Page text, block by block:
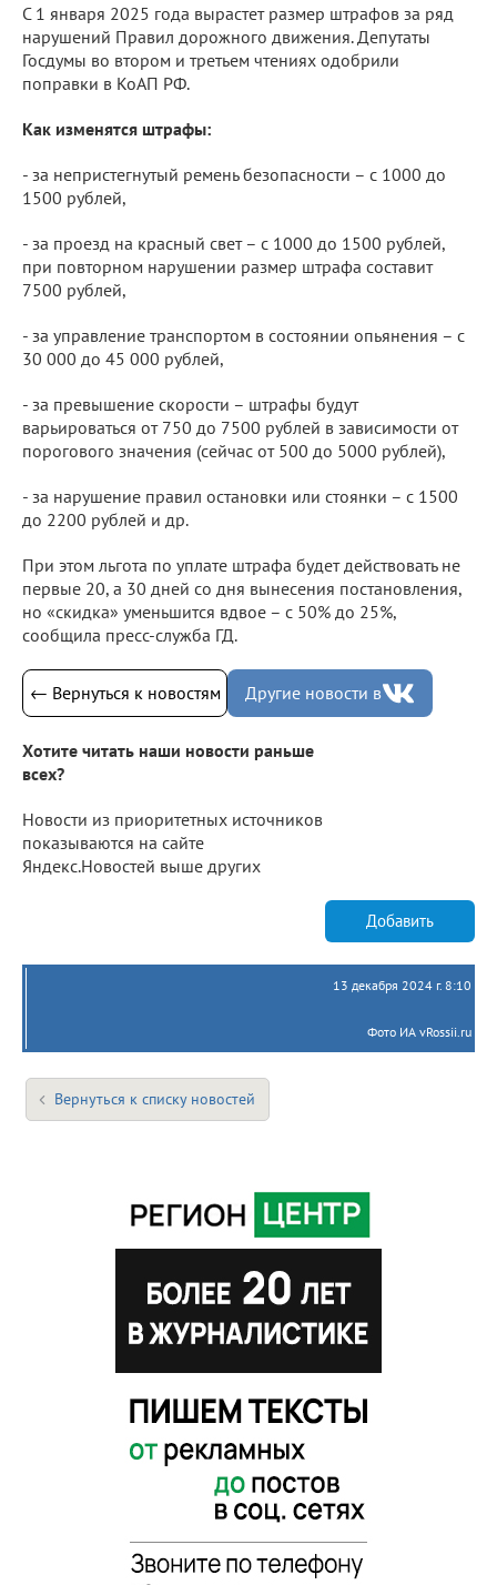
С 1 января 2025 года вырастет размер штрафов за ряд
нарушений Правил дорожного движения. Депутаты
Госдумы во втором и третьем чтениях одобрили
поправки в КоАП РФ.
Как изменятся штрафы:
- за непристегнутый ремень безопасности – с 1000 до
1500 рублей,
- за проезд на красный свет – с 1000 до 1500 рублей,
при повторном нарушении размер штрафа составит
7500 рублей,
- за управление транспортом в состоянии опьянения – с
30 000 до 45 000 рублей,
- за превышение скорости – штрафы будут
варьироваться от 750 до 7500 рублей в зависимости от
порогового значения (сейчас от 500 до 5000 рублей),
- за нарушение правил остановки или стоянки – с 1500
до 2200 рублей и др.
При этом льгота по уплате штрафа будет действовать не
первые 20, а 30 дней со дня вынесения постановления,
но «скидка» уменьшится вдвое – с 50% до 25%,
сообщила пресс-служба ГД.
← Вернуться к новостям Другие новости в
Хотите читать наши новости раньше
всех?
Новости из приоритетных источников
показываются на сайте
Яндекс.Новостей выше других
Добавить
13 декабря 2024 г. 8:10
Фото ИА vRossii.ru
Вернуться к списку новостей